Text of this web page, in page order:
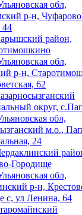
обл,
р-н,
44
район,
обл,
р-н,
62
округ,
обл,
м.о.,
24
Городище
обл,
р-н,
с, ул Ленина, 64